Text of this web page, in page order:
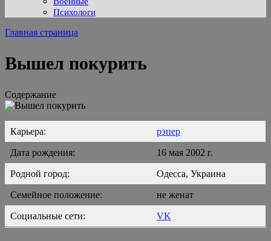
Психологи
Главная страница
Вышел покурить
Содержание
Карьера: рэпер
Дата рождения: 16 мая 2002 г.
Родной город: Одесса, Украина
Семейное положение: не женат
Социальные сети: VK